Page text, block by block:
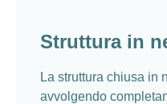
Struttura in
La struttura chiusa in
avvolgendo